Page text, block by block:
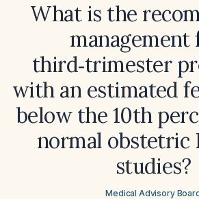
What is the
management
third‑trimester
with an estimated
below the 10th
normal obstetric
studies?
Medical Advisory